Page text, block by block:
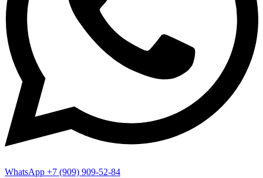
WhatsApp +7 (909) 909-52-84